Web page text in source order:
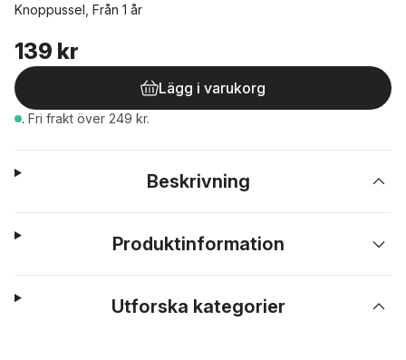
Knoppussel, Från 1 år
139 kr
Lägg i varukorg
. Fri frakt över 249 kr.
Beskrivning
Produktinformation
Utforska kategorier